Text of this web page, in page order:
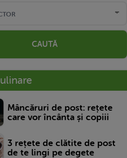
CAUTĂ
Mâncăruri de post: rețete
care vor încânta și copiii
3 rețete de clătite de post
de te lingi pe degete